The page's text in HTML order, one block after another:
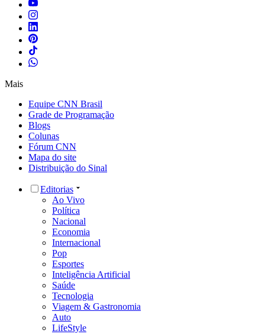
Mais
Equipe CNN Brasil
Grade de Programação
Blogs
Colunas
Fórum CNN
Mapa do site
Distribuição do Sinal
Editorias
Ao Vivo
Política
Nacional
Economia
Internacional
Pop
Esportes
Inteligência Artificial
Saúde
Tecnologia
Viagem & Gastronomia
Auto
LifeStyle